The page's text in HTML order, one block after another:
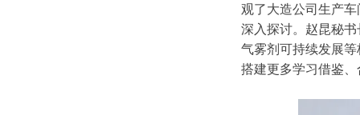
观了大造公司生产
深入探讨。赵昆秘
气雾剂可持续发展
搭建更多学习借鉴